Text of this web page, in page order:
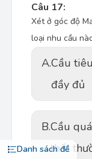
Danh sách đề
Câu 17:
Xét ở góc độ
loại nhu cầu
A.Cầu
đầy đủ
B.Cầu
thất